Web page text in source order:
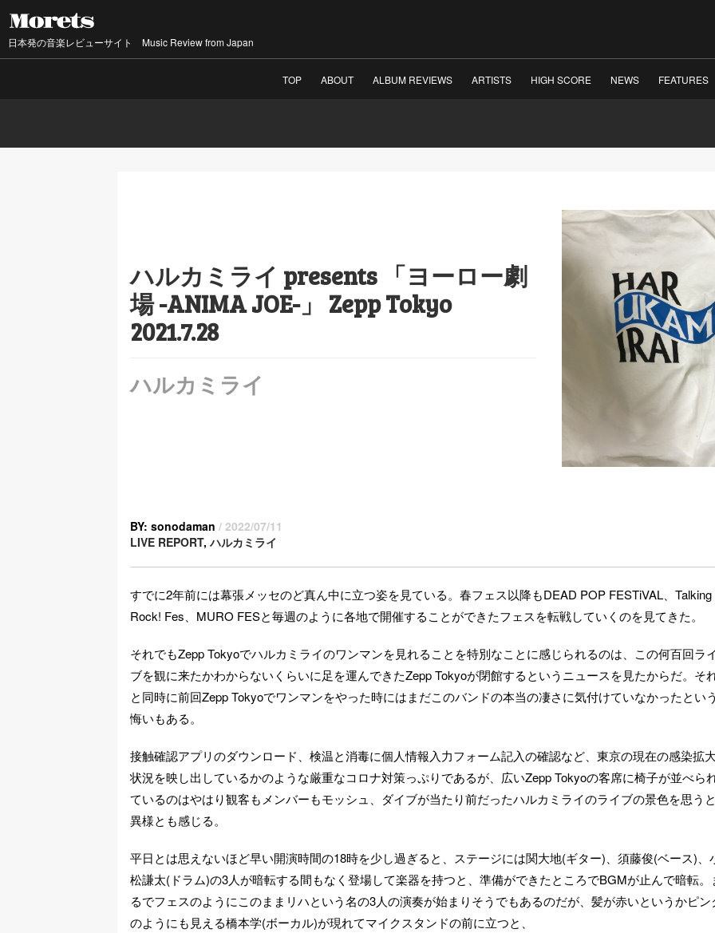
日本発の音楽レビューサイト Music Review from Japan
TOP ABOUT ALBUM REVIEWS ARTISTS HIGH SCORE NEWS FEATURES
ハルカミライ presents 「ヨーロー劇
場 -ANIMA JOE-」 Zepp Tokyo
2021.7.28
ハルカミライ
BY: sonodaman / 2022/07/11
LIVE REPORT,ハルカミライ
すでに2年前には幕張メッセのど真ん中に立つ姿を見ている。春フェス以降もDEAD POP FESTiVAL、Talking
Rock! Fes、MURO FESと毎週のように各地で開催することができたフェスを転戦していくのを見てきた。
それでもZepp Tokyoでハルカミライのワンマンを見れることを特別なことに感じられるのは、この何百回ラ
ブを観に来たかわからないくらいに足を運んできたZepp Tokyoが閉館するというニュースを見たからだ。そ
と同時に前回Zepp Tokyoでワンマンをやった時にはまだこのバンドの本当の凄さに気付けていなかったという
悔いもある。
接触確認アプリのダウンロード、検温と消毒に個人情報入力フォーム記入の確認など、東京の現在の感染拡
状況を映し出しているかのような厳重なコロナ対策っぷりであるが、広いZepp Tokyoの客席に椅子が並べら
ているのはやはり観客もメンバーもモッシュ、ダイブが当たり前だったハルカミライのライブの景色を思うと
異様とも感じる。
平日とは思えないほど早い開演時間の18時を少し過ぎると、ステージには関大地(ギター)、須藤俊(ベース)、
松謙太(ドラム)の3人が暗転する間もなく登場して楽器を持つと、準備ができたところでBGMが止んで暗転。
るでフェスのようにこのままリハという名の3人の演奏が始まりそうでもあるのだが、髪が赤いというかピン
のようにも見える橋本学(ボーカル)が現れてマイクスタンドの前に立つと、